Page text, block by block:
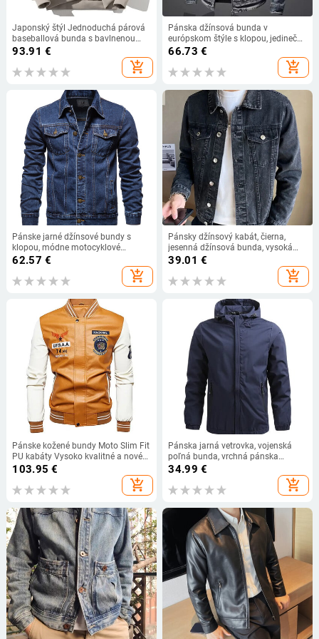
Japonský štýl Jednoduchá párová
baseballová bunda s bavlnenou
podšívkou Voľný strih Sivá
Zahustená jar Jeseň Zima
93.91 €
add_shopping_cart
Pánska džínsová bunda v
európskom štýle s klopou, jedinečný
vintage slim fit, módny ležérny top
pre mužov, trendy americký štýl
66.73 €
add_shopping_cart
Pánske jarné džínsové bundy s
klopou, módne motocyklové
džínsové bundy, slim strih,
bavlnené, ležérne, čierne, modré
kabáty
62.57 €
add_shopping_cart
Pánsky džínsový kabát, čierna,
jesenná džínsová bunda, vysoká
kvalita, zima 2024, nízka cena,
Joker, móda, veľká veľkosť, pánske
oblečenie, novinka z roku 2000
39.01 €
add_shopping_cart
Pánske kožené bundy Moto Slim Fit
PU kabáty Vysoko kvalitné a nové
módne jesenné pánske ovčej kože
Mustang Rider letecká bunda
103.95 €
add_shopping_cart
Pánska jarná vetrovka, vojenská
poľná bunda, vrchná pánska
taktická nepremokavá pilotná
bunda s kapucňou pre mužov,
streetwear
34.99 €
add_shopping_cart